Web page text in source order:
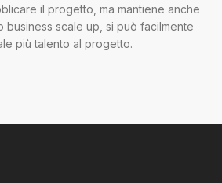
il progetto, ma mantiene anche
business scale up, si può facilmente
più talento al progetto.